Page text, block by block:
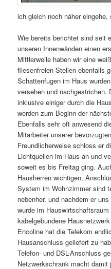
ich gleich noch näher
Wie bereits berichtet sind seit
unseren Innenwänden einen
Mittlerweile haben wir eine
fliesenfreien Stellen ebenfalls
Schattenfugen im Haus
versehen und nachgestrichen.
inklusive einiger durch die
werden zum Beginn der
Ebenfalls sehr oft anwesend
Mitarbeiter unserer
Freundlicherweise schloss er
Lichtquellen im Haus an und
soweit es bis Freitag ging.
Hausherren wichtigen,
System im Wohnzimmer sind
nebenher, und nachdem er
wurde im
kabelgebundene
Encoline hat die Telekom
Hausanschluss geliefert zu
Telefon- und DSL-Anschluss
Netzwerkschrank macht